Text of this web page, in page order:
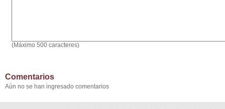
(Máximo 500 caracteres)
Comentarios
Aún no se han ingresado comentarios